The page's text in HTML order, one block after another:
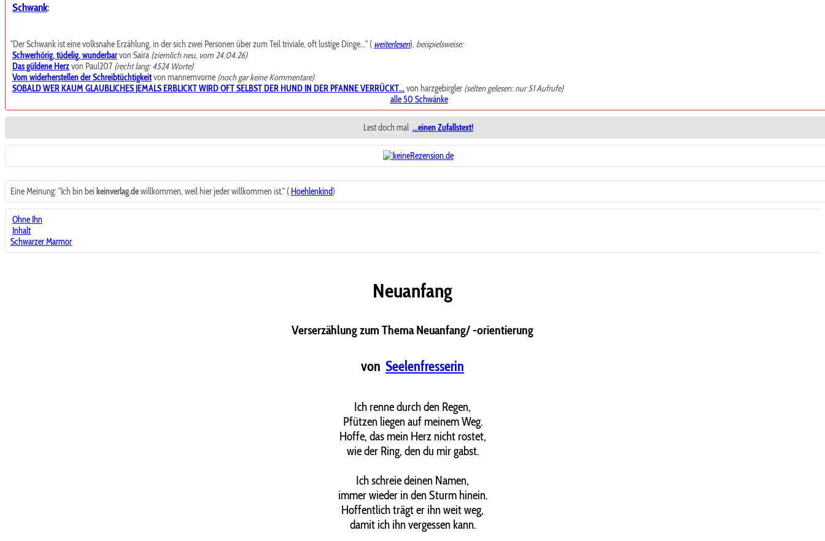
Schwank:
"Der Schwank ist eine volksnahe Erzählung, in der sich zwei Personen über zum Teil triviale, oft lustige Dinge..." ( weiterlesen),beispielsweise:
Schwerhörig, tüdelig, wunderbarvon Saira (ziemlich neu, vom 24.04.26)
Das güldene Herzvon Paul207 (recht lang: 4524 Worte)
Vom widerherstellen der Schreibtüchtigkeitvon mannemvorne (noch gar keine Kommentare)
SOBALD WER KAUM GLAUBLICHES JEMALS ERBLICKT WIRD OFT SELBST DER HUND IN DER PFANNE VERRÜCKT...von harzgebirgler (selten gelesen: nur 51 Aufrufe)
alle 50 Schwänke
Lest doch mal ...einen Zufallstext!
Eine Meinung: "Ich bin bei keinverlag.dewillkommen, weil hier jeder willkommen ist." ( Hoehlenkind)
Ohne Ihn
Inhalt
Schwarzer Marmor
Neuanfang
Verserzählung zum Thema Neuanfang/ -orientierung
von Seelenfresserin
Ich renne durch den Regen,
Pfützen liegen auf meinem Weg.
Hoffe, das mein Herz nicht rostet,
wie der Ring, den du mir gabst.
Ich schreie deinen Namen,
immer wieder in den Sturm hinein.
Hoffentlich trägt er ihn weit weg,
damit ich ihn vergessen kann.